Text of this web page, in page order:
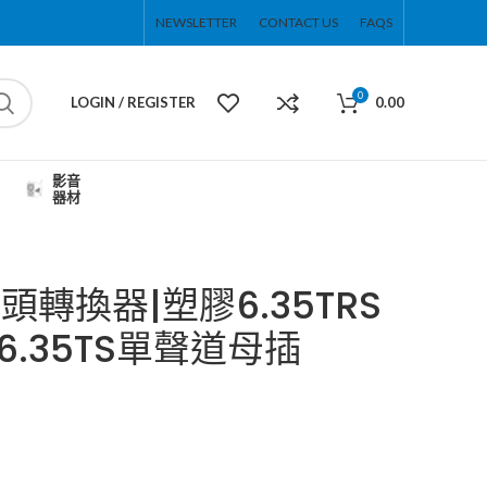
NEWSLETTER CONTACT US FAQS
LOGIN / REGISTER 0 0.00
影音
器材
轉換器|塑膠6.35TRS
單聲道母插